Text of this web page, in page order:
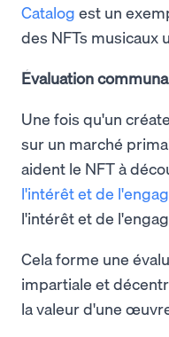
Catalog est un
des NFTs musicaux
Évaluation
Une fois qu'un
sur un marché
aident le NFT à
l'intérêt et de
l'intérêt et de
Cela forme une
impartiale et
la valeur d'une